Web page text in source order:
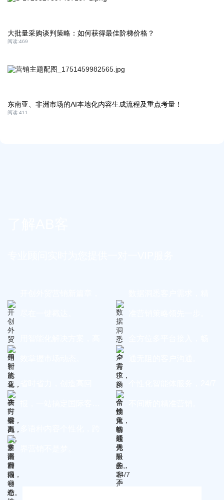
大批量采购谈判策略：如何获得最佳阶梯价格？
阅读:469
东南亚、非洲市场的AI本地化内容生成流程及重点考量！
阅读:411